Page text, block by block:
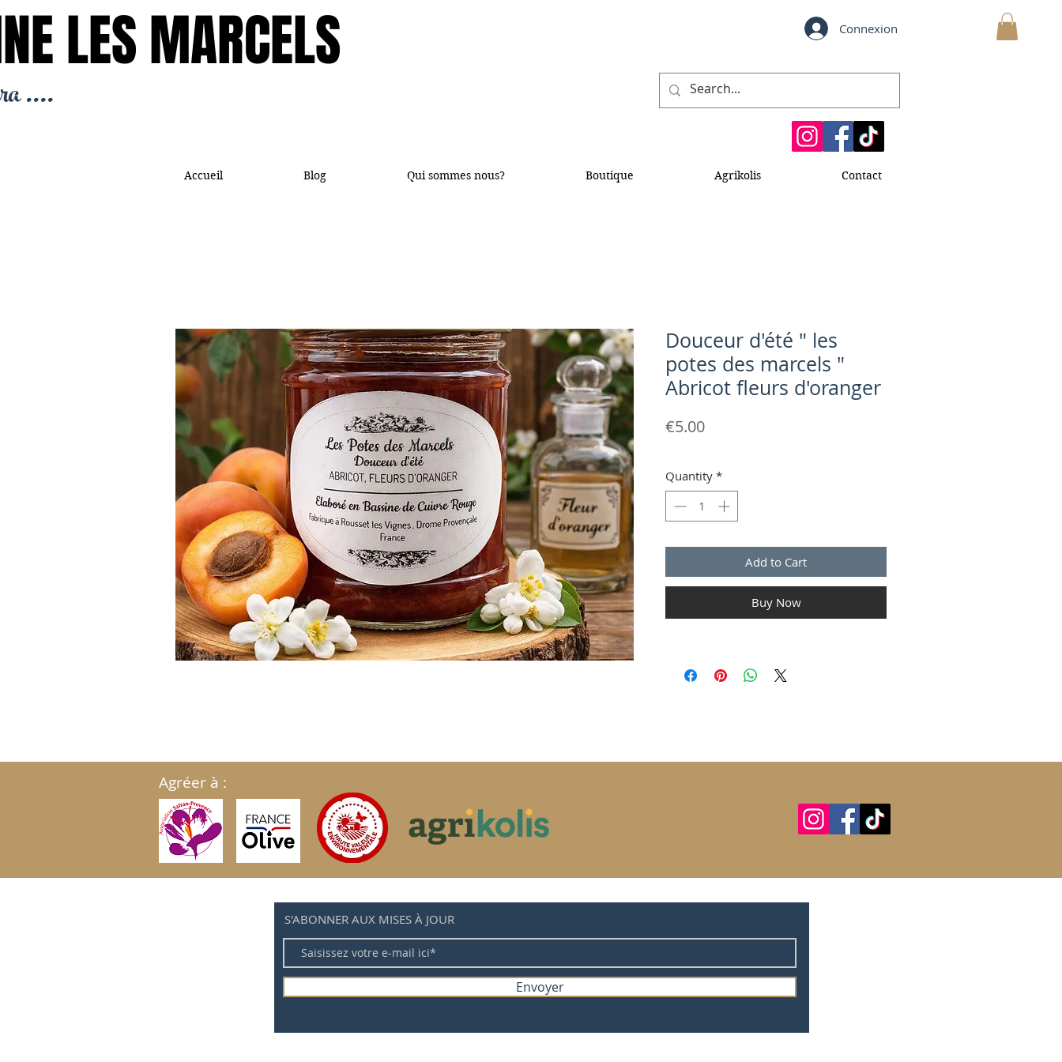
LES MARCELS
LES MARCELS
....
Connexion
Accueil Blog Qui sommes nous? Boutique Agrikolis Contact
Douceur d'été " les
potes des marcels "
Abricot fleurs d'oranger
€5.00Price
Quantity *
Add to Cart
Buy Now
Agréer à :
S'ABONNER AUX MISES À JOUR
Envoyer